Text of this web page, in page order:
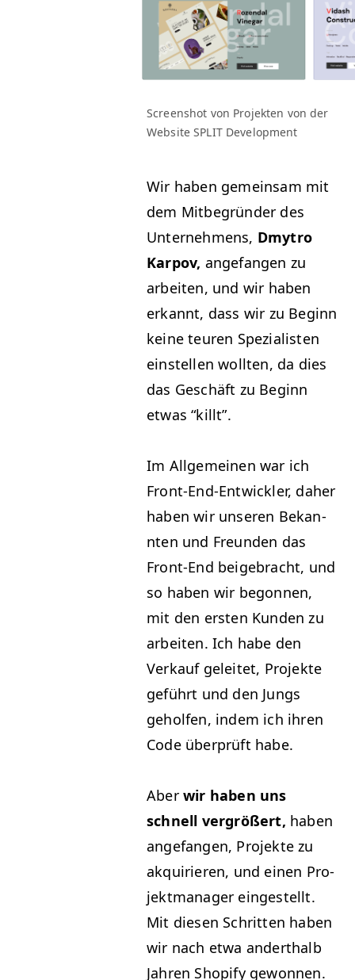
Screen­shot von Pro­jek­ten von der
Web­siteSPLITDevelopment
Wir haben gemein­sam mit
dem Mit­be­grün­der des
Unternehmens, Dmytro
Kar­pov, ange­fan­gen zu
arbeit­en, und wir haben
erkan­nt, dass wir zu Beginn
keine teuren Spezial­is­ten
ein­stellen woll­ten, da dies
das Geschäft zu Beginn
etwas“killt”.
Im All­ge­meinen war ich
Front-End-Entwick­ler, daher
haben wir unseren Bekan­
nten und Fre­un­den das
Front-End beige­bracht, und
so haben wir begonnen,
mit den ersten Kun­den zu
arbeit­en. Ich habe den
Verkauf geleit­et, Pro­jek­te
geführt und den Jungs
geholfen, indem ich ihren
Code über­prüft habe.
Aber wir haben uns
schnell ver­größert, haben
ange­fan­gen, Pro­jek­te zu
akquiri­eren, und einen Pro­
jek­t­man­ag­er eingestellt.
Mit diesen Schrit­ten haben
wir nach etwa anderthalb
Jahren Shopi­fy gewon­nen.